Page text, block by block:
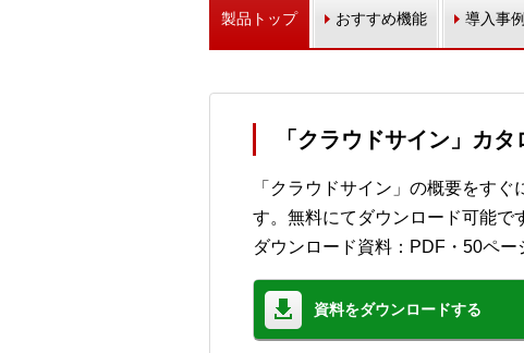
製品トップ おすすめ機能 導入事例
「クラウドサイン」カ
「クラウドサイン」の概要をす
す。無料にてダウンロード可能で
ダウンロード資料：PDF・50ペー
資料をダウンロードする